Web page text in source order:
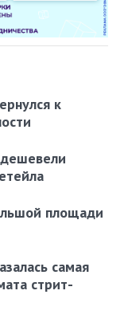
к
площади
самая
стрит-